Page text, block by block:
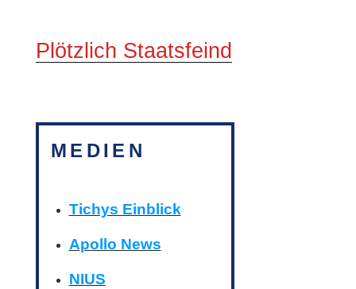
Plötzlich Staatsfeind
MEDIEN
Tichys Einblick
Apollo News
NIUS